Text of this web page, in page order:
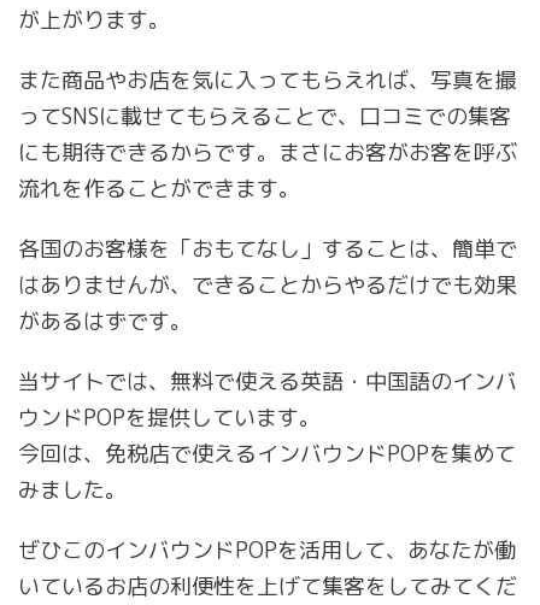
が上がります。
また商品やお店を気に入ってもらえれば、写真を撮
ってSNSに載せてもらえることで、口コミでの集客
にも期待できるからです。まさにお客がお客を呼ぶ
流れを作ることができます。
各国のお客様を「おもてなし」することは、簡単で
はありませんが、できることからやるだけでも効果
があるはずです。
当サイトでは、無料で使える英語・中国語のインバ
ウンドPOPを提供しています。
今回は、免税店で使えるインバウンドPOPを集めて
みました。
ぜひこのインバウンドPOPを活用して、あなたが働
いているお店の利便性を上げて集客をしてみてくだ